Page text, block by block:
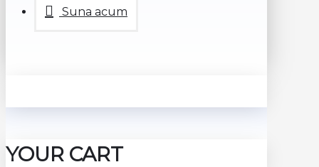
Suna acum
YOUR CART